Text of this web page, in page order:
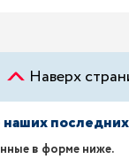
Наверх
наших
в форме ниже.